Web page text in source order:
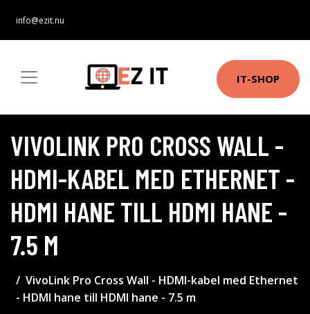
info@ezit.nu
IT-SHOP
VIVOLINK PRO CROSS WALL -
HDMI-KABEL MED ETHERNET -
HDMI HANE TILL HDMI HANE -
7.5 M
VivoLink Pro Cross Wall - HDMI-kabel med Ethernet
- HDMI hane till HDMI hane - 7.5 m